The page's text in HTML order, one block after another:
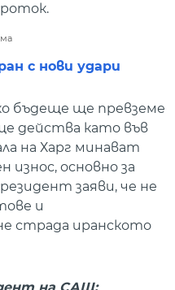
с нови удари
бъдеще ще превземе
действа като във
на Харг минават
износ, основно за
заяви, че не
и
страда иранското